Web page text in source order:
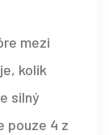
mezi
kolik
silný
pouze 4 z